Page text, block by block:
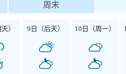
周末
） 9日（后天） 10日（周一）